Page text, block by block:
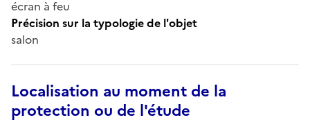
écran à feu
Précision sur la typologie de l'objet
salon
Localisation au moment de la
protection ou de l'étude